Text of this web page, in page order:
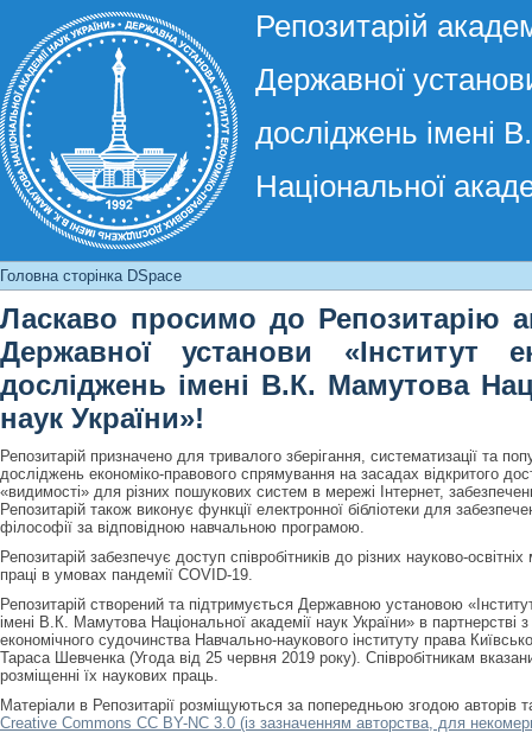
Репозитарій
Державної
досліджень імені
Національної
Головна сторінка DSpace
Головна сторінка DSpace
Ласкаво просимо до Репозитарію
Державної установи «Інститут
досліджень імені В.К. Мамутова
наук України»!
Репозитарій призначено для тривалого зберігання, систематизації та
досліджень економіко-правового спрямування на засадах відкритого
«видимості» для різних пошукових систем в мережі Інтернет,
Репозитарій також виконує функції електронної бібліотеки для
філософії за відповідною навчальною програмою.
Репозитарій забезпечує доступ співробітників до різних науково-
праці в умовах пандемії COVID-19.
Репозитарій створений та підтримується Державною установою
імені В.К. Мамутова Національної академії наук України» в
економічного судочинства Навчально-наукового інституту права
Тараса Шевченка (Угода від 25 червня 2019 року). Співробітникам
розміщенні їх наукових праць.
Матеріали в Репозитарії розміщуються за попередньою згодою авторів
Creative Commons CC BY-NC 3.0 (із зазначенням авторства, для